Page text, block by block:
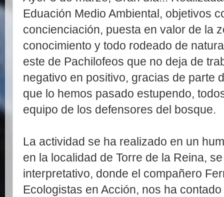
Eduación Medio Ambiental, objetivos
concienciación, puesta en valor de la
conocimiento y todo rodeado de
este de Pachilofeos que no deja de
negativo en positivo, gracias de parte
que lo hemos pasado estupendo,
equipo de los defensores del bosque.
La actividad se ha realizado en un
en la localidad de Torre de la Reina,
interpretativo, donde el compañero
Ecologistas en Acción, nos ha